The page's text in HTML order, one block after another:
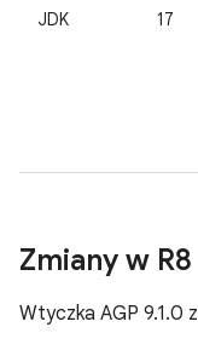
JDK 17
Zmiany w R8
Wtyczka AGP 9.1.0